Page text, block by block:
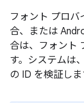
フォント プロ
合、または
合は、フォント
す。システムは
の ID を検証しま